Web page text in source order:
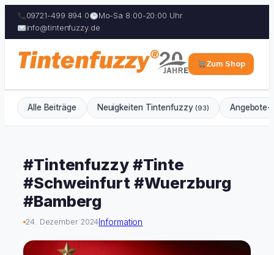
09721-499 894 0
Mo-Sa 8:00-20:00 Uhr
info@tintenfuzzy.de
Zum Shop
Alle Beiträge Neuigkeiten Tintenfuzzy(93)
springen
#Tintenfuzzy #Tinte
#Schweinfurt #Wuerzburg
#Bamberg
24. Dezember 2024Information